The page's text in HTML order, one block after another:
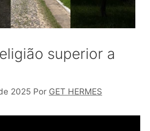
superior a
2025 Por GET HERMES